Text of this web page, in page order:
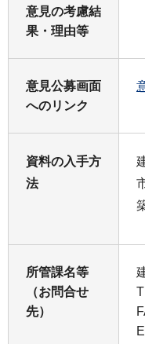
意見の考慮結
果・理由等
意見公募画面
へのリンク
資料の入手方
法
所管課名等
（お問合せ
先）